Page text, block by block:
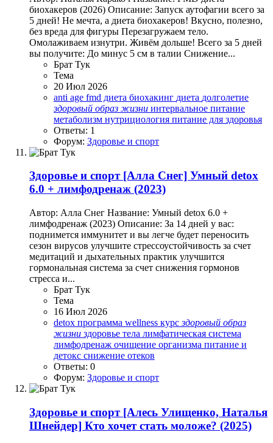
биохакеров (2026) Описание: Запуск аутофагии всего за
5 дней! Не мечта, а диета биохакеров! Вкусно, полезно,
без вреда для фигуры Перезагружаем тело.
Омолаживаем изнутри. Живём дольше! Всего за 5 дней
вы получите: До минус 5 см в талии Снижение...
Брат Тук
Тема
20 Июл 2026
anti age fmd диета биохакинг диета долголетие
здоровый образ жизни интервальное питание
метаболизм нутрициология питание для здоровья
Ответы: 1
Форум: Здоровье и спорт
Здоровье и спорт [Алла Снег] Умный detox
6.0 + лимфодренаж (2023)
Автор: Алла Снег Название: Умный detox 6.0 +
лимфодренаж (2023) Описание: За 14 дней у вас:
поднимется иммунитет и вы легче будет переносить
сезон вирусов улучшите стрессоустойчивость за счет
медитаций и дыхательных практик улучшится
гормональная система за счет снижения гормонов
стресса и...
Брат Тук
Тема
16 Июл 2026
detox программа wellness курсздоровый образ
жизни здоровье тела лимфатическая система
лимфодренаж очищение организма питание и
детокс снижение отеков
Ответы: 0
Форум: Здоровье и спорт
Здоровье и спорт [Алесь Улищенко, Наталья
Шнейдер] Кто хочет стать моложе? (2025)